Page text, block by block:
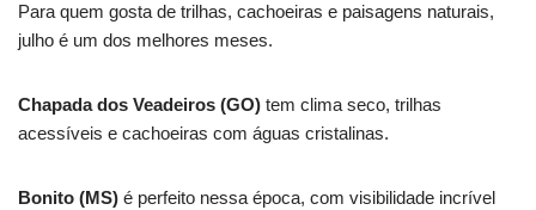
Para quem gosta de trilhas, cachoeiras e paisagens naturais,
julho é um dos melhores meses.
Chapada dos Veadeiros (GO) tem clima seco, trilhas
acessíveis e cachoeiras com águas cristalinas.
Bonito (MS) é perfeito nessa época, com visibilidade incrível